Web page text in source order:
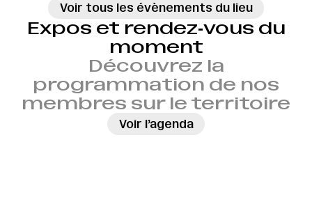
Voir tous les évènements du lieu
Expos et rendez‑vous du
moment
Découvrez la
programmation de nos
membres sur le territoire
Voir l’agenda